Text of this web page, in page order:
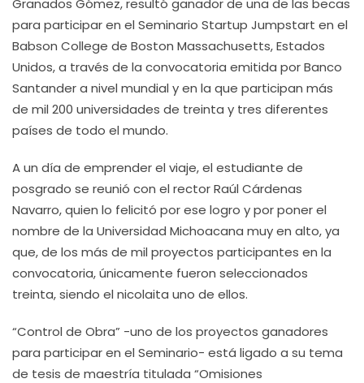
Granados Gómez, resultó ganador de una de las becas
para participar en el Seminario Startup Jumpstart en el
Babson College de Boston Massachusetts, Estados
Unidos, a través de la convocatoria emitida por Banco
Santander a nivel mundial y en la que participan más
de mil 200 universidades de treinta y tres diferentes
países de todo el mundo.
A un día de emprender el viaje, el estudiante de
posgrado se reunió con el rector Raúl Cárdenas
Navarro, quien lo felicitó por ese logro y por poner el
nombre de la Universidad Michoacana muy en alto, ya
que, de los más de mil proyectos participantes en la
convocatoria, únicamente fueron seleccionados
treinta, siendo el nicolaita uno de ellos.
“Control de Obra” -uno de los proyectos ganadores
para participar en el Seminario- está ligado a su tema
de tesis de maestría titulada “Omisiones